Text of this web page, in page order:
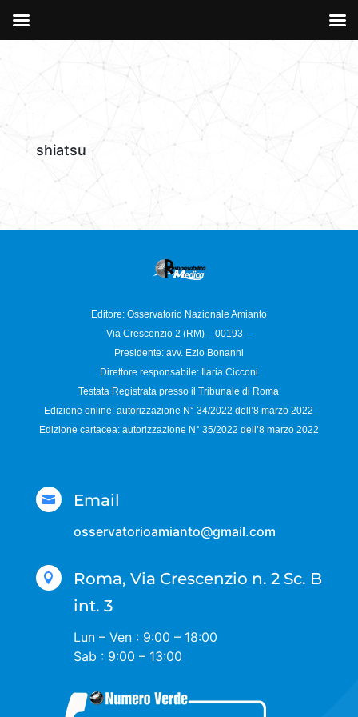
shiatsu
Editore: Osservatorio Nazionale Amianto
Via Crescenzio 2 (RM) – 00193 –
Presidente: avv. Ezio Bonanni
Direttore responsabile:
Ilaria Cicconi
Testata Registrata presso il Tribunale di Roma
Edizione online: autorizzazione N°34/2022 dell’8 marzo 2022
Edizione cartacea: autorizzazione N° 35/2022 dell’8 marzo 2022
 Email
osservatorioamianto@gmail.com

Roma, Via Crescenzio n. 2 Sc. B
int. 3
Lun – Ven : 9:00 – 18:00
Sab : 9:00 – 13:00